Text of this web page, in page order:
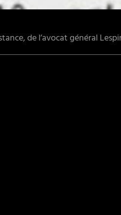
de l’avocat général